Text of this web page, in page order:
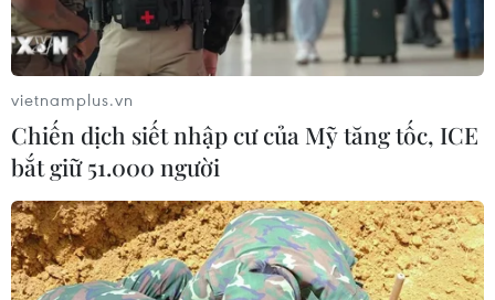
vietnamplus.vn
Chiến dịch siết nhập cư của Mỹ tăng tốc, ICE
bắt giữ 51.000 người